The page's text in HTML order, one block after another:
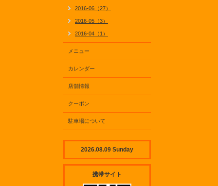
2016-06（27）
2016-05（3）
2016-04（1）
メニュー
カレンダー
店舗情報
クーポン
駐車場について
2026.08.09 Sunday
携帯サイト